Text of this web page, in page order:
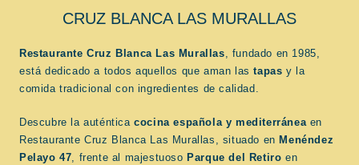
CRUZ BLANCA LAS MURALLAS
Restaurante Cruz Blanca Las Murallas, fundado en 1985,
está dedicado a todos aquellos que aman lastapasy la
comida tradicional con ingredientes de calidad.
Descubre la auténticacocina española y mediterráneaen
Restaurante Cruz Blanca Las Murallas, situado en Menéndez
Pelayo 47, frente al majestuoso Parque del Retiro en